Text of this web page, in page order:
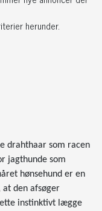
herunder.
drahthaar som racen
jagthunde som
hønsehund er en
at den afsøger
instinktivt lægge